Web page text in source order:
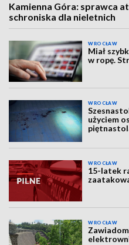
Kamienna Góra: sprawca
schroniska dla nieletnich
WROCŁAW
Miał
w ropę.
WROCŁAW
użyciem
WROCŁAW
15-latek
WROCŁAW